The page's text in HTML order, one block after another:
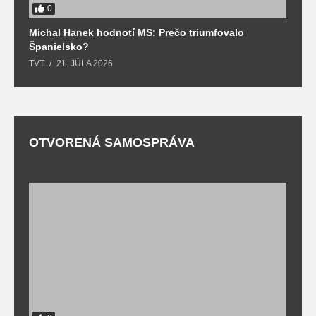
0
Michal Hanek hodnotí MS: Prečo triumfovalo
Španielsko?
TVT 21. JÚLA 2026
OTVORENÁ SAMOSPRÁVA